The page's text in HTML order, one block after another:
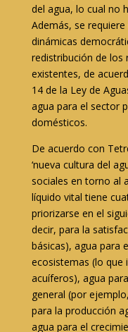
del agua, lo cual no
Además, se
dinámicas
redistribución de los
existentes, de
14 de la Ley de
agua para el sector
domésticos.
De acuerdo con
‘nueva cultura del
sociales en torno al
líquido vital tiene
priorizarse en el
decir, para la
básicas), agua para
ecosistemas (lo que
acuíferos), agua
general (por
para la producción
agua para el